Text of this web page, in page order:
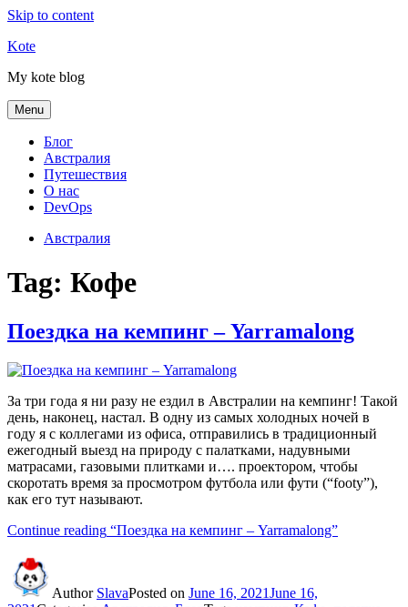
Skip to content
Kote
My kote blog
Menu
Блог
Австралия
Путешествия
О нас
DevOps
Австралия
Tag: Кофе
Поездка на кемпинг – Yarramalong
За три года я ни разу не ездил в Австралии на кемпинг! Такой
день, наконец, настал. В одну из самых холодных ночей в
году я с коллегами из офиса, отправились в традиционный
ежегодный выезд на природу с палатками, надувными
матрасами, газовыми плитками и…. проектором, чтобы
скоротать время за просмотром футбола или фути (“footy”),
как его тут называют.
Continue reading “Поездка на кемпинг – Yarramalong”
Author SlavaPosted on June 16, 2021June 16,